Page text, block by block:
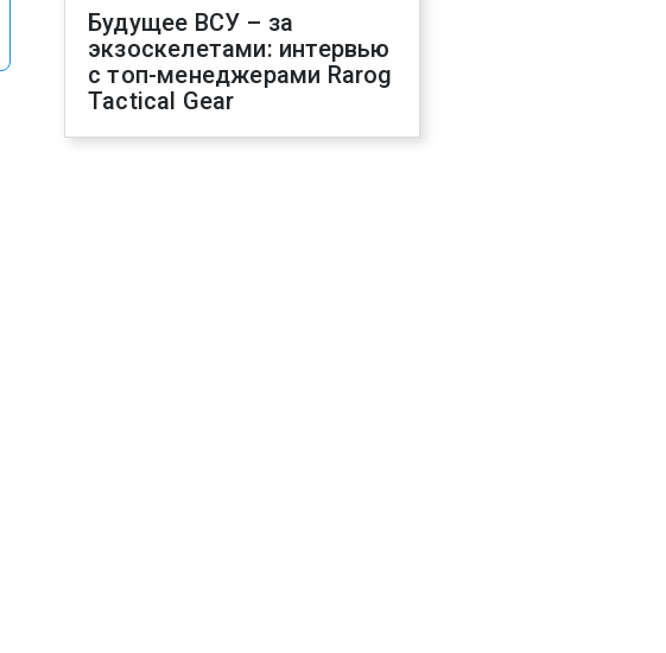
Будущее ВСУ – за
экзоскелетами: интервью
с топ-менеджерами Rarog
Tactical Gear